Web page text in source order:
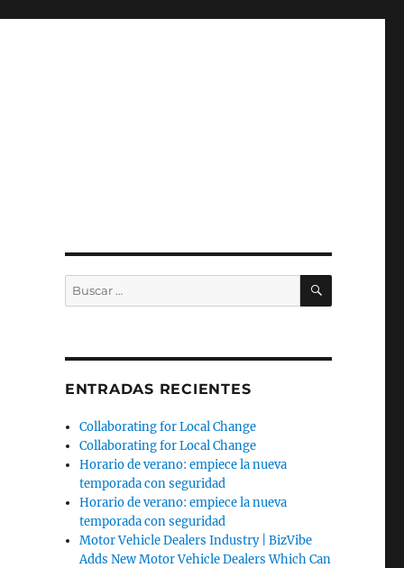
Buscar
por:
BUSCAR
ENTRADAS RECIENTES
Collaborating for Local Change
Collaborating for Local Change
Horario de verano: empiece la nueva
temporada con seguridad
Horario de verano: empiece la nueva
temporada con seguridad
Motor Vehicle Dealers Industry | BizVibe
Adds New Motor Vehicle Dealers Which Can